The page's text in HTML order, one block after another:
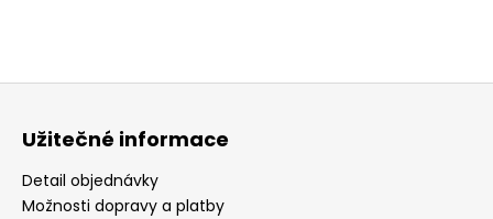
Užitečné informace
Detail objednávky
Možnosti dopravy a platby